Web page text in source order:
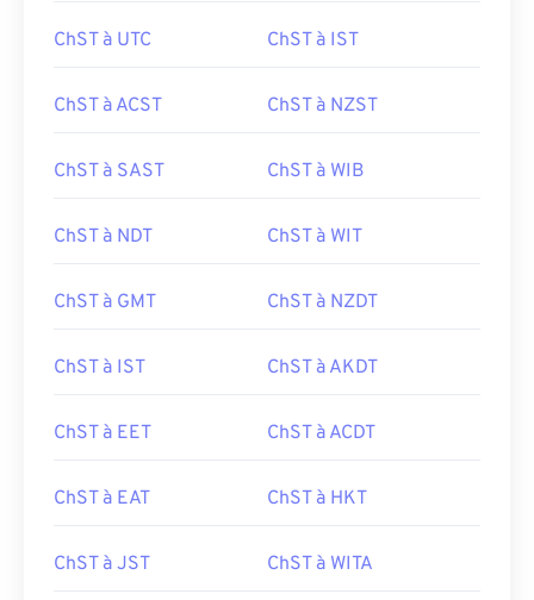
ChST à UTC ChST à IST
ChST à ACST ChST à NZST
ChST à SAST ChST à WIB
ChST à NDT ChST à WIT
ChST à GMT ChST à NZDT
ChST à IST ChST à AKDT
ChST à EET ChST à ACDT
ChST à EAT ChST à HKT
ChST à JST ChST à WITA